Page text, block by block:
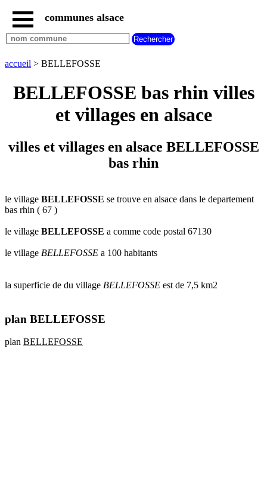
accueil
villes
rhin
commencant
B C D E F
G
L M
N
V
W X Y Z
par
A B C D
H
I J K L M
N
communes alsace
accueil > BELLEFOSSE
BELLEFOSSE bas rhin villes
et villages en alsace
villes et villages en alsace BELLEFOSSE
bas rhin
le village BELLEFOSSE se trouve en alsace dans le departement
bas rhin ( 67 )
le village BELLEFOSSE a comme code postal 67130
le village BELLEFOSSE a 100 habitants
la superficie de du village BELLEFOSSE est de 7,5 km2
plan BELLEFOSSE
plan BELLEFOSSE